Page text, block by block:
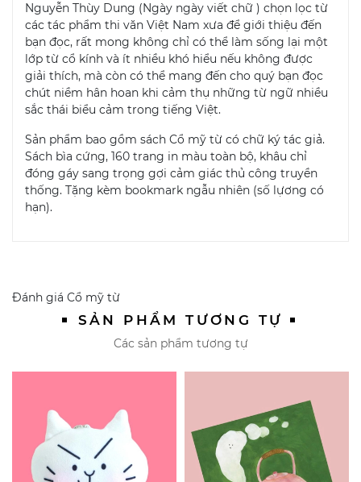
Nguyễn Thùy Dung (Ngày ngày viết chữ ) chọn lọc từ
các tác phẩm thi văn Việt Nam xưa để giới thiệu đến
bạn đọc, rất mong không chỉ có thể làm sống lại một
lớp từ cổ kính và ít nhiều khó hiểu nếu không được
giải thích, mà còn có thể mang đến cho quý bạn đọc
chút niềm hân hoan khi cảm thụ những từ ngữ nhiều
sắc thái biểu cảm trong tiếng Việt.
Sản phẩm bao gồm sách Cổ mỹ từ có chữ ký tác giả.
Sách bìa cứng, 160 trang in màu toàn bộ, khâu chỉ
đóng gáy sang trọng gợi cảm giác thủ công truyền
thống. Tặng kèm bookmark ngẫu nhiên (số lựơng có
hạn).
Đánh giá Cổ mỹ từ
SẢN PHẨM TƯƠNG TỰ
Các sản phẩm tương tự